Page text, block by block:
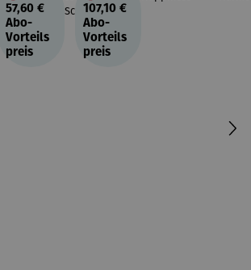
57,60 €
Abo-
Vorteils
preis
107,10 €
Abo-
Vorteils
preis